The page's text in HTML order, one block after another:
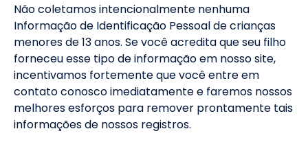
Não coletamos intencionalmente nenhuma
Informação de Identificação Pessoal de crianças
menores de 13 anos. Se você acredita que seu filho
forneceu esse tipo de informação em nosso site,
incentivamos fortemente que você entre em
contato conosco imediatamente e faremos nossos
melhores esforços para remover prontamente tais
informações de nossos registros.